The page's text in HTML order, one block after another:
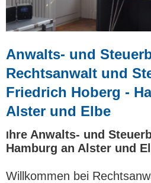
Anwalts- und
Rechtsanwalt und
Friedrich Hoberg -
Alster und Elbe
Ihre Anwalts- und
Hamburg an Alster und
Willkommen bei